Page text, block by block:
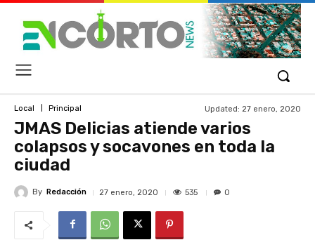
Local Principal Updated: 27 enero, 2020
JMAS Delicias atiende varios
colapsos y socavones en toda la
ciudad
By Redacción 27 enero, 2020 535 0